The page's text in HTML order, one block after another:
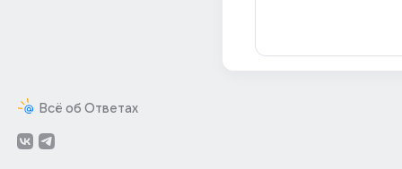
Всё об Ответах